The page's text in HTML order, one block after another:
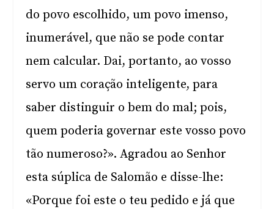
do povo escolhido, um povo imenso,
inumerável, que não se pode contar
nem calcular. Dai, portanto, ao vosso
servo um coração inteligente, para
saber distinguir o bem do mal; pois,
quem poderia governar este vosso povo
tão numeroso?». Agradou ao Senhor
esta súplica de Salomão e disse-lhe:
«Porque foi este o teu pedido e já que